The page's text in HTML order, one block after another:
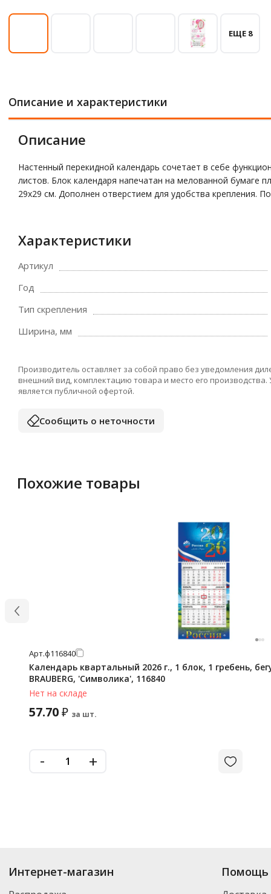
ЕЩЕ 8
Описание и характеристики
Описание
Настенный перекидной календарь сочетает в себе
листов. Блок календаря напечатан на мелованной бумаге
29х29 см. Дополнен отверстием для удобства крепления.
Характеристики
Артикул
Год
Тип скрепления
Ширина, мм
Производитель оставляет за собой право без уведомления
внешний вид, комплектацию товара и место его
является публичной офертой.
Сообщить о неточности
Похожие товары
Арт.ф116840
Календарь квартальный 2026 г., 1 блок, 1 гребень,
BRAUBERG, 'Символика', 116840
Нет на складе
57.70₽ за шт.
- +
Интернет-магазин Помощь